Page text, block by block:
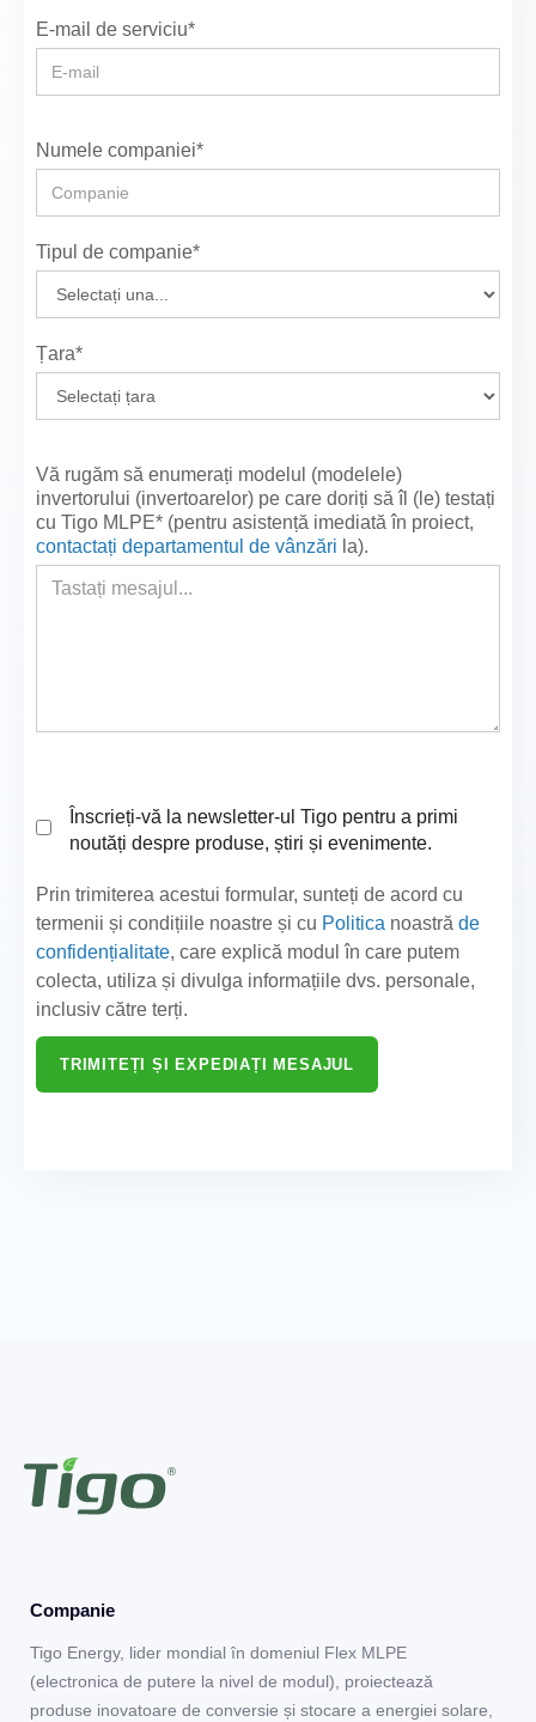
E-mail de serviciu*
Numele companiei*
Tipul de companie*
Țara*
Vă rugăm să enumerați modelul (modelele)
invertorului (invertoarelor) pe care doriți să îl (le) testați
cu Tigo MLPE* (pentru asistență imediată în proiect,
contactați departamentul de vânzări la).
Înscrieți-vă la newsletter-ul Tigo pentru a primi
noutăți despre produse, știri și evenimente.
Prin trimiterea acestui formular, sunteți de acord cu
termenii și condițiile noastre și cu Politica noastră de
confidențialitate, care explică modul în care putem
colecta, utiliza și divulga informațiile dvs. personale,
inclusiv către terți.
Companie
Tigo Energy, lider mondial în domeniul Flex MLPE
(electronica de putere la nivel de modul), proiectează
produse inovatoare de conversie și stocare a energiei solare,